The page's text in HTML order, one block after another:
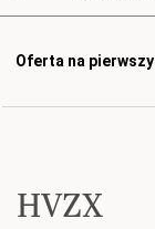
Oferta na
HVZX